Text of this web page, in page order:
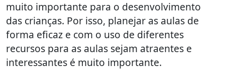
muito importante para o desenvolvimento
das crianças. Por isso, planejar as aulas de
forma eficaz e com o uso de diferentes
recursos para as aulas sejam atraentes e
interessantes é muito importante.